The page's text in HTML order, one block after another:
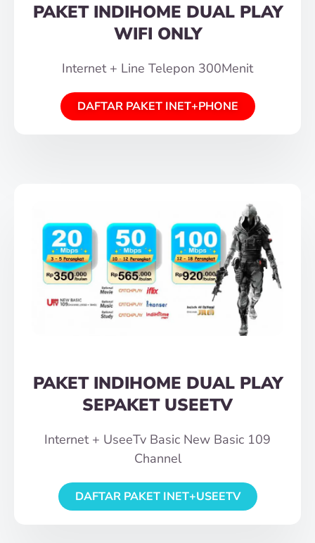
PAKET INDIHOME DUAL PLAY
WIFI ONLY
Internet + Line Telepon 300Menit
DAFTAR PAKET INET+PHONE
PAKET INDIHOME DUAL PLAY
SEPAKET USEETV
Internet + UseeTv Basic New Basic 109
Channel
DAFTAR PAKET INET+USEETV